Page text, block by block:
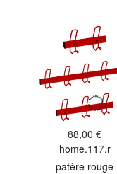
88,00 €
home.117.r
patère rouge